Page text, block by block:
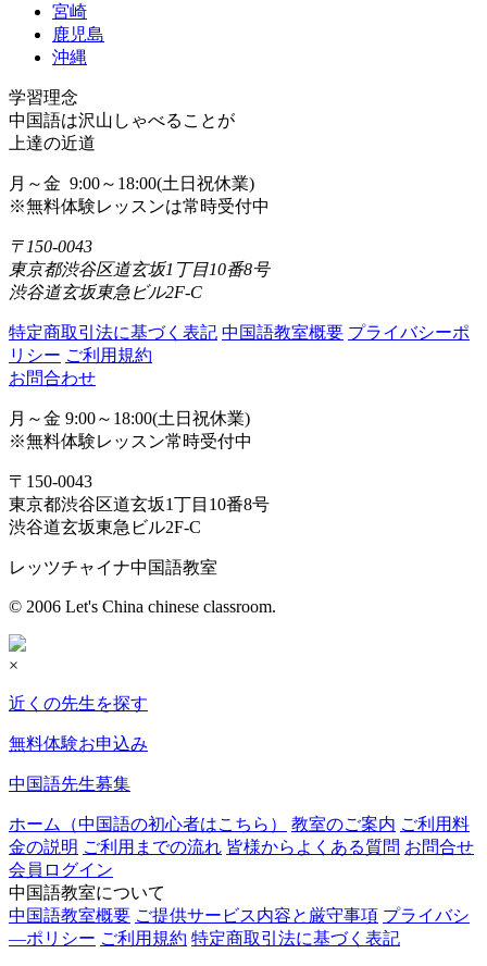
宮崎
鹿児島
沖縄
学習理念
中国語は沢山しゃべることが
上達の近道
月～金 9:00～18:00(土日祝休業)
※無料体験レッスンは常時受付中
〒150-0043
東京都渋谷区道玄坂1丁目10番8号
渋谷道玄坂東急ビル2F-C
特定商取引法に基づく表記 中国語教室概要 プライバシーポ
リシー ご利用規約
お問合わせ
月～金 9:00～18:00(土日祝休業)
※無料体験レッスン常時受付中
〒150-0043
東京都渋谷区道玄坂1丁目10番8号
渋谷道玄坂東急ビル2F-C
レッツチャイナ中国語教室
© 2006 Let's China chinese classroom.
×
近くの先生を探す
無料体験お申込み
中国語先生募集
ホーム（中国語の初心者はこちら） 教室のご案内 ご利用料
金の説明 ご利用までの流れ 皆様からよくある質問 お問合せ
会員ログイン
中国語教室について
中国語教室概要 ご提供サービス内容と厳守事項 プライバシ
―ポリシー ご利用規約 特定商取引法に基づく表記